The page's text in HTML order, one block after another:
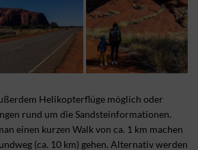
Helikopterflüge möglich oder
rund um die Sandsteinformationen.
einen kurzen Walk von ca. 1 km machen
(ca. 10 km) gehen. Alternativ werden